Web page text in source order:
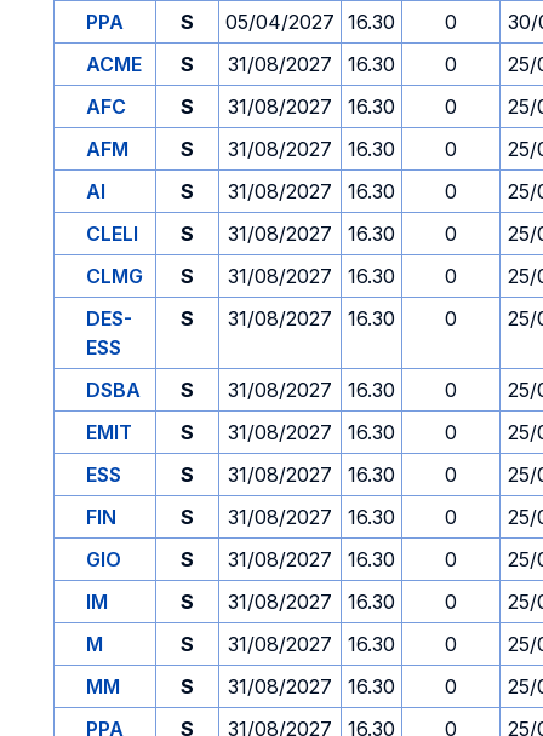
PPA S 05/04/2027 16.30 0
30/
ACME
S 31/08/2027 16.30 0
25/
AFC
S 31/08/2027 16.30 0
25/
AFM
S 31/08/2027 16.30 0
25/
AI
S 31/08/2027 16.30 0
25/
CLELI
S 31/08/2027 16.30 0
25/
CLMG
S 31/08/2027 16.30 0
25/
DES-
ESS
S 31/08/2027 16.30 0 25/
DSBA S 31/08/2027 16.30 0
25/
EMIT
S 31/08/2027 16.30 0
25/
ESS
S 31/08/2027 16.30 0
25/
FIN
S 31/08/2027 16.30 0
25/
GIO
S 31/08/2027 16.30 0
25/
IM
S 31/08/2027 16.30 0
25/
M
S 31/08/2027 16.30 0
25/
MM
S 31/08/2027 16.30 0
25/
PPA
S 31/08/2027 16.30 0 25/